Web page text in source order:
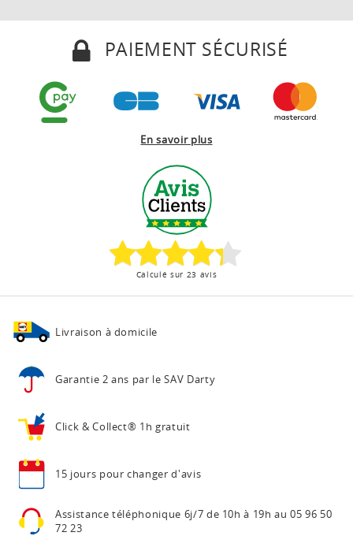
PAIEMENT SÉCURISÉ
En savoir plus
Calculé sur 23 avis
Livraison à domicile
Garantie 2 ans par le SAV Darty
Click & Collect® 1h gratuit
15 jours pour changer d'avis
Assistance téléphonique 6j/7 de 10h à 19h au 05 96 50
72 23